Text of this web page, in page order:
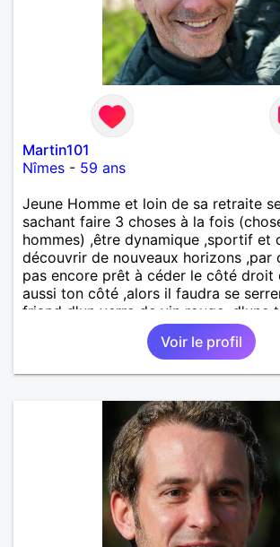
Martin101
Nîmes - 59 ans
Jeune Homme et loin de sa retraite
sachant faire 3 choses à la fois
hommes) ,être dynamique ,sportif et
découvrir de nouveaux horizons ,par
pas encore prêt à céder le côté droit
aussi ton côté ,alors il faudra se
friand d'un verre de vin rouge ,d'une
journée , d'un moment partagé à deux
Voir le profil